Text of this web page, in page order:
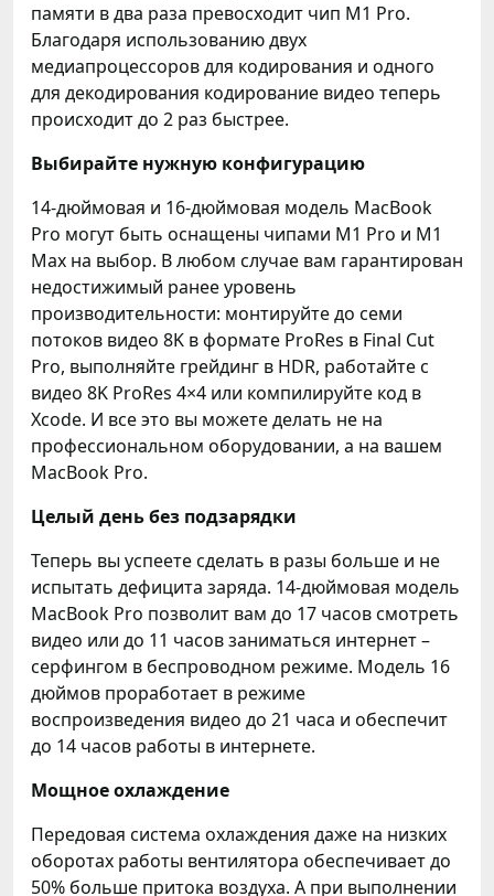
памяти в два раза превосходит чип M1 Pro.
Благодаря использованию двух
медиапроцессоров для кодирования и одного
для декодирования кодирование видео теперь
происходит до 2 раз быстрее.
Выбирайте нужную конфигурацию
14-дюймовая и 16-дюймовая модель MacBook
Pro могут быть оснащены чипами M1 Pro и M1
Max на выбор. В любом случае вам гарантирован
недостижимый ранее уровень
производительности: монтируйте до семи
потоков видео 8K в формате ProRes в Final Cut
Pro, выполняйте грейдинг в HDR, работайте с
видео 8K ProRes 4×4 или компилируйте код в
Xcode. И все это вы можете делать не на
профессиональном оборудовании, а на вашем
MacBook Pro.
Целый день без подзарядки
Теперь вы успеете сделать в разы больше и не
испытать дефицита заряда. 14-дюймовая модель
MacBook Pro позволит вам до 17 часов смотреть
видео или до 11 часов заниматься интернет –
серфингом в беспроводном режиме. Модель 16
дюймов проработает в режиме
воспроизведения видео до 21 часа и обеспечит
до 14 часов работы в интернете.
Мощное охлаждение
Передовая система охлаждения даже на низких
оборотах работы вентилятора обеспечивает до
50% больше притока воздуха. А при выполнении